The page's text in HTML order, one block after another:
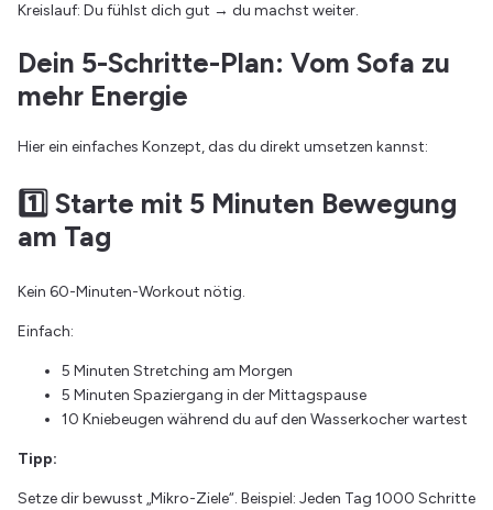
Kreislauf: Du fühlst dich gut → du machst weiter.
Dein 5-Schritte-Plan: Vom Sofa zu
mehr Energie
Hier ein einfaches Konzept, das du direkt umsetzen kannst:
1️⃣ Starte mit 5 Minuten Bewegung
am Tag
Kein 60-Minuten-Workout nötig.
Einfach:
5 Minuten Stretching am Morgen
5 Minuten Spaziergang in der Mittagspause
10 Kniebeugen während du auf den Wasserkocher wartest
Tipp:
Setze dir bewusst „Mikro-Ziele“. Beispiel: Jeden Tag 1000 Schritte